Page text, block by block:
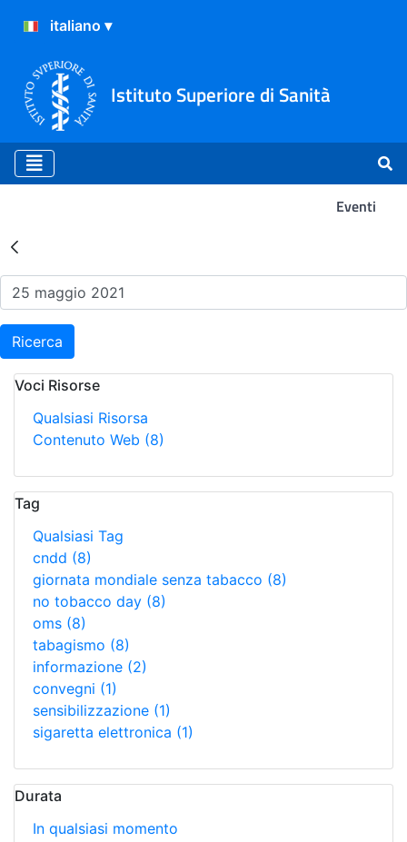
Istituto Superiore di Sanità
Eventi
Risultati della Ricerca -
Ricerca
Voci Risorse
Qualsiasi Risorsa
Contenuto Web (8)
Tag
Qualsiasi Tag
cndd (8)
giornata mondiale senza tabacco (8)
no tobacco day (8)
oms (8)
tabagismo (8)
informazione (2)
convegni (1)
sensibilizzazione (1)
sigaretta elettronica (1)
Durata
In qualsiasi momento